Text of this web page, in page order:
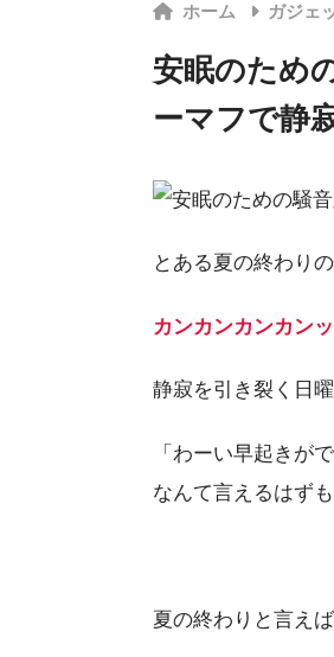
ホーム ガジェ
安眠のため
ーマフで静
とある夏の終わりの
カンカンカンカン
静寂を引き裂く日
「わーい早起きが
なんて言えるはず
夏の終わりと言えば